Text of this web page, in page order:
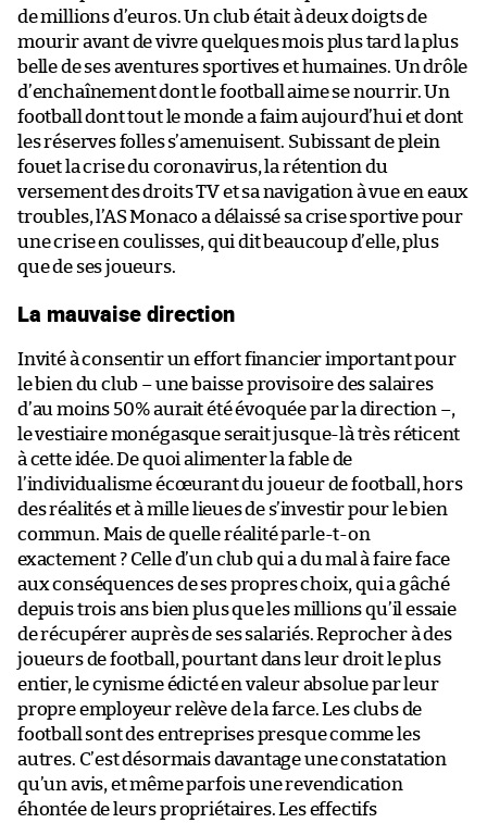
de millions d’euros. Un club était à deux doigts de
mourir avant de vivre quelques mois plus tard la plus
belle de ses aventures sportives et humaines. Un drôle
d’enchaînement dont le football aime se nourrir. Un
football dont tout le monde a faim aujourd’hui et dont
les réserves folles s’amenuisent. Subissant de plein
fouet la crise du coronavirus, la rétention du
versement des droits TV et sa navigation à vue en eaux
troubles, l’AS Monaco a délaissé sa crise sportive pour
une crise en coulisses, qui dit beaucoup d’elle, plus
que de ses joueurs.
La mauvaise direction
Invité à consentir un effort financier important pour
le bien du club – une baisse provisoire des salaires
d’au moins 50% aurait été évoquée par la direction –,
le vestiaire monégasque serait jusque-là très réticent
à cette idée. De quoi alimenter la fable de
l’individualisme écœurant du joueur de football, hors
des réalités et à mille lieues de s’investir pour le bien
commun. Mais de quelle réalité parle-t-on
exactement ? Celle d’un club qui a du mal à faire face
aux conséquences de ses propres choix, qui a gâché
depuis trois ans bien plus que les millions qu’il essaie
de récupérer auprès de ses salariés. Reprocher à des
joueurs de football, pourtant dans leur droit le plus
entier, le cynisme édicté en valeur absolue par leur
propre employeur relève de la farce. Les clubs de
football sont des entreprises presque comme les
autres. C’est désormais davantage une constatation
qu’un avis, et même parfois une revendication
éhontée de leurs propriétaires. Les effectifs